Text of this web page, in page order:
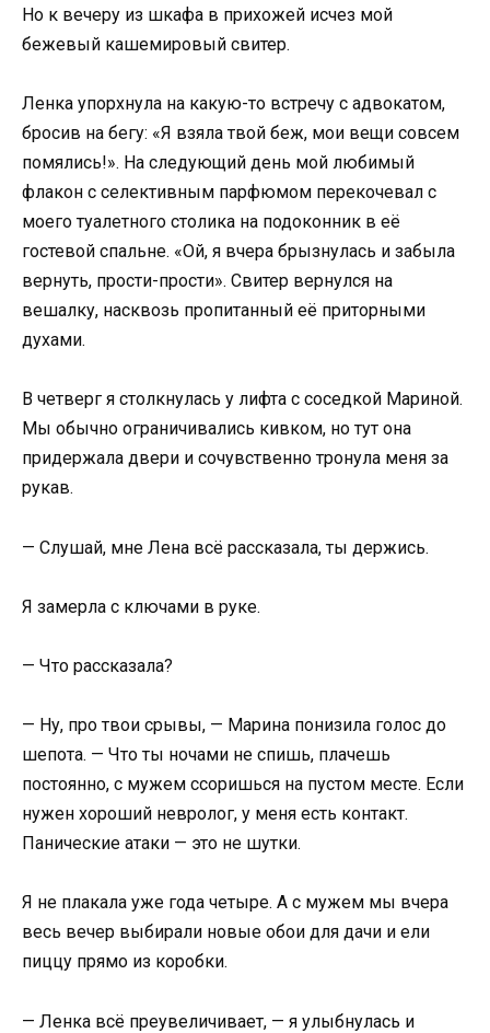
Но к вечеру из шкафа в прихожей исчез мой
бежевый кашемировый свитер.
Ленка упорхнула на какую-то встречу с адвокатом,
бросив на бегу: «Я взяла твой беж, мои вещи совсем
помялись!». На следующий день мой любимый
флакон с селективным парфюмом перекочевал с
моего туалетного столика на подоконник в её
гостевой спальне. «Ой, я вчера брызнулась и забыла
вернуть, прости-прости». Свитер вернулся на
вешалку, насквозь пропитанный её приторными
духами.
В четверг я столкнулась у лифта с соседкой Мариной.
Мы обычно ограничивались кивком, но тут она
придержала двери и сочувственно тронула меня за
рукав.
— Слушай, мне Лена всё рассказала, ты держись.
Я замерла с ключами в руке.
— Что рассказала?
— Ну, про твои срывы, — Марина понизила голос до
шепота. — Что ты ночами не спишь, плачешь
постоянно, с мужем ссоришься на пустом месте. Если
нужен хороший невролог, у меня есть контакт.
Панические атаки — это не шутки.
Я не плакала уже года четыре. А с мужем мы вчера
весь вечер выбирали новые обои для дачи и ели
пиццу прямо из коробки.
— Ленка всё преувеличивает, — я улыбнулась и